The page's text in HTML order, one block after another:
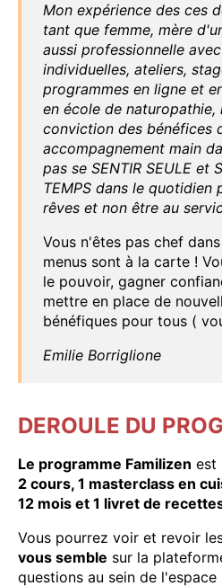
Mon expérience des ces
tant que femme, mère
aussi professionnelle
individuelles, ateliers,
programmes en ligne et
en école de
conviction des bénéfices
accompagnement main
pas se SENTIR SEULE et
TEMPS dans le quotidien
rêves et non être au
Vous n'êtes pas chef
menus sont à la carte !
le pouvoir, gagner
mettre en place de
bénéfiques pour tous (
Emilie Borriglione
DEROULE DU
Le programme Familizen est
2 cours, 1 masterclass en
12 mois et 1 livret de
Vous pourrez voir et revoir
vous semble sur la
questions au sein de l'espace